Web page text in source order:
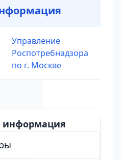
Управление
Роспотребнадзора
по г. Москве
информация